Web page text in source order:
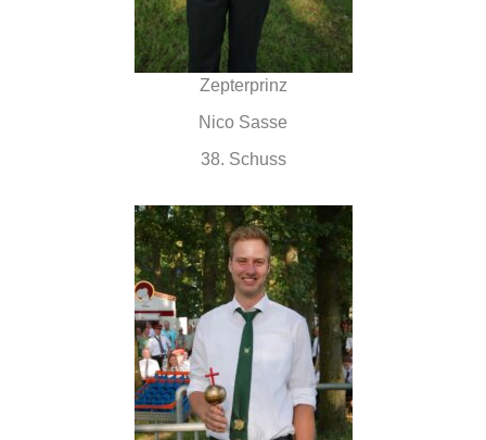
Zepterprinz
Nico Sasse
38. Schuss